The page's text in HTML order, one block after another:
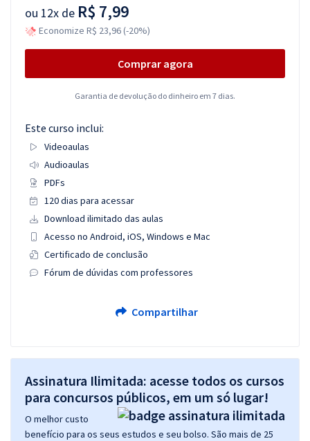
ou 12x de R$ 7,99
Economize R$ 23,96 (-20%)
Comprar agora
Garantia de devolução do dinheiro em 7 dias.
Este curso inclui:
Videoaulas
Audioaulas
PDFs
120 dias para acessar
Download ilimitado das aulas
Acesso no Android, iOS, Windows e Mac
Certificado de conclusão
Fórum de dúvidas com professores
Compartilhar
Assinatura Ilimitada: acesse todos os cursos
para concursos públicos, em um só lugar!
O melhor custo
benefício para os seus estudos e seu bolso. São mais de 25